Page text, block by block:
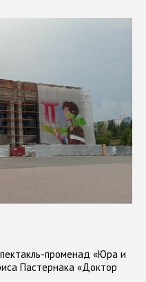
променад «Юра и
Пастернака «Доктор